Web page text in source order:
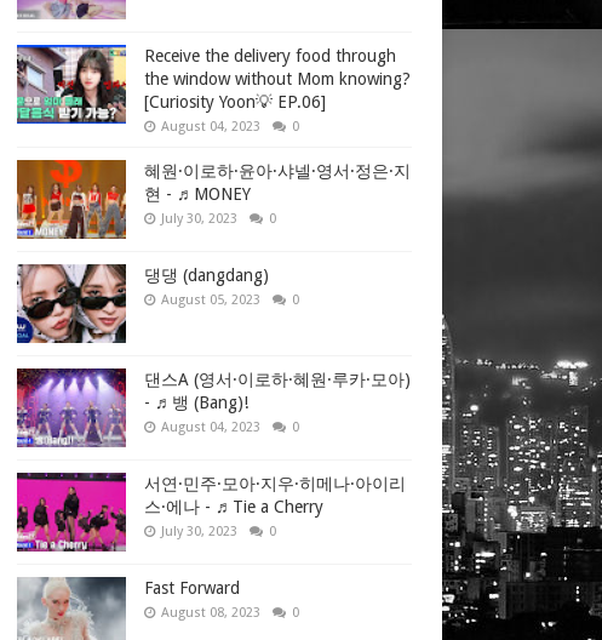
Receive the delivery food through
the window without Mom knowing?
[Curiosity Yoon💡 EP.06]
August 04, 2023 0
혜원·이로하·윤아·샤넬·영서·정은·지
현 - ♬MONEY
July 30, 2023 0
댕댕 (dangdang)
August 05, 2023 0
댄스A (영서·이로하·혜원·루카·모아)
- ♬뱅 (Bang)!
August 04, 2023 0
서연·민주·모아·지우·히메나·아이리
스·에나 - ♬Tie a Cherry
July 30, 2023 0
Fast Forward
August 08, 2023 0